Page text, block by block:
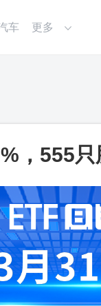
车 更多
，555